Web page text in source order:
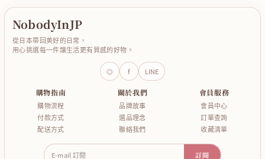
NobodyInJP
從日本帶回美好的日常，
用心挑選每一件讓生活更有質感的好物。
◎ f LINE
購物指南
購物流程
付款方式
配送方式
關於我們
品牌故事
選品理念
聯絡我們
會員服務
會員中心
訂單查詢
收藏清單
E-mail 訂閱 訂閱